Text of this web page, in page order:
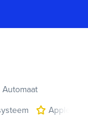
Automaat
Apple